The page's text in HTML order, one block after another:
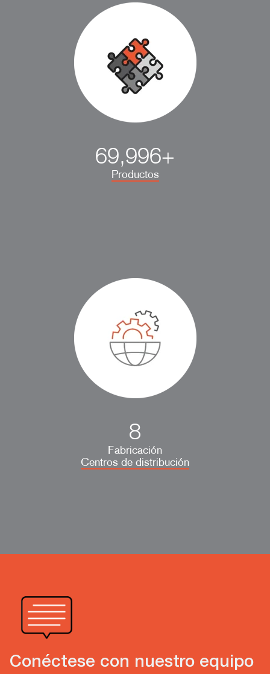
70,000+
Productos
8
Fabricación
Centros de distribución
Conéctese con nuestro equipo